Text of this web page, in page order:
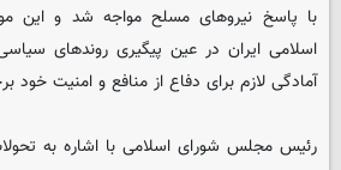
با پاسخ نیروهای مسلح مواجه شد و این
اسلامی ایران در عین پیگیری روندهای
آمادگی لازم برای دفاع از منافع و امنیت خود
رئیس مجلس شورای اسلامی با اشاره به